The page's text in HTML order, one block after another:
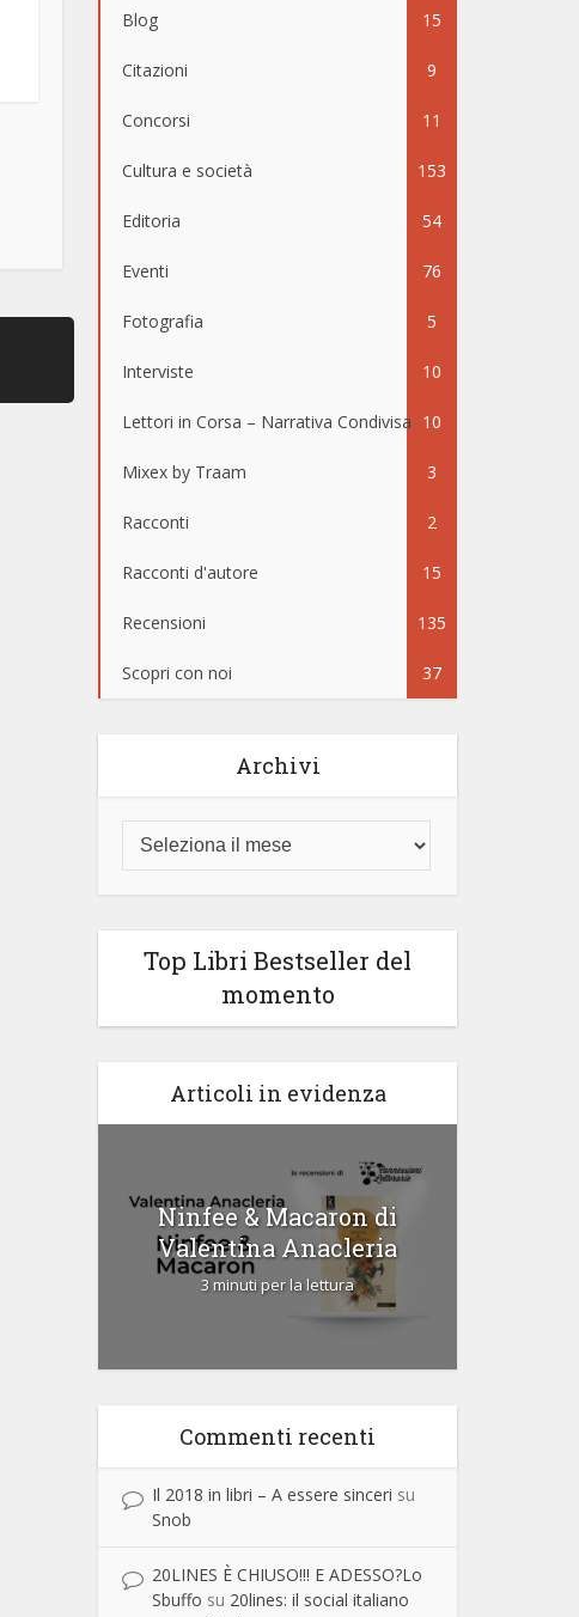
Blog 15
Citazioni 9
Concorsi 11
Cultura e società 153
Editoria 54
Eventi 76
Fotografia 5
Interviste 10
Lettori in Corsa – Narrativa Condivisa 10
Mixex by Traam 3
Racconti 2
Racconti d'autore 15
Recensioni 135
Scopri con noi 37
Archivi
Top Libri Bestseller del
momento
Articoli in evidenza
Ninfee & Macaron di
Valentina Anacleria
3 minuti per la lettura
Commenti recenti
Il 2018 in libri – A essere sinceri su
Snob
20LINES È CHIUSO!!! E ADESSO?Lo
Sbuffo su 20lines: il social italiano